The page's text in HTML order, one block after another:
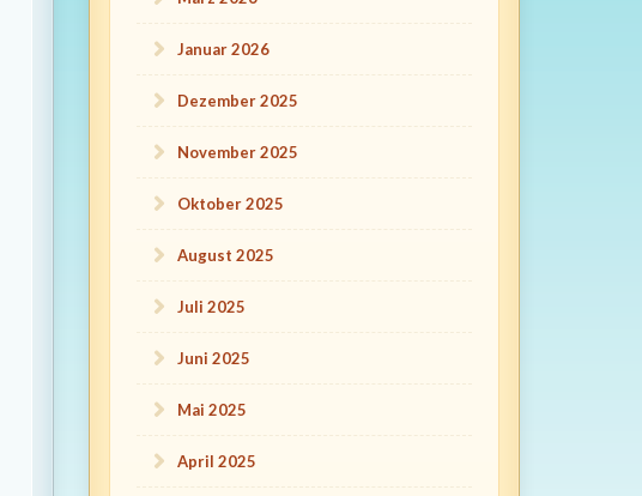
Januar 2026
Dezember 2025
November 2025
Oktober 2025
August 2025
Juli 2025
Juni 2025
Mai 2025
April 2025